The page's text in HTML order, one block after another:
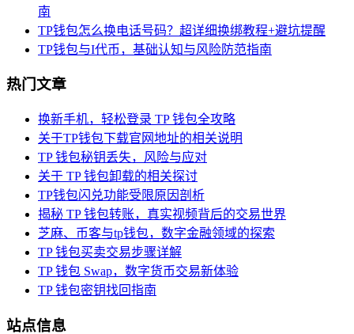
南
TP钱包怎么换电话号码？超详细换绑教程+避坑提醒
TP钱包与I代币，基础认知与风险防范指南
热门文章
换新手机，轻松登录 TP 钱包全攻略
关于TP钱包下载官网地址的相关说明
TP 钱包秘钥丢失，风险与应对
关于 TP 钱包卸载的相关探讨
TP钱包闪兑功能受限原因剖析
揭秘 TP 钱包转账，真实视频背后的交易世界
芝麻、币客与tp钱包，数字金融领域的探索
TP 钱包买卖交易步骤详解
TP 钱包 Swap，数字货币交易新体验
TP 钱包密钥找回指南
站点信息